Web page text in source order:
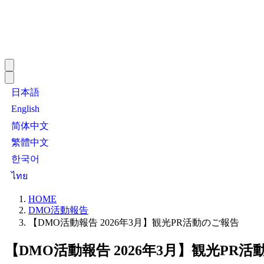
日本語
English
简体中文
繁體中文
한국어
ไทย
HOME
DMO活動報告
【DMO活動報告 2026年3月】観光PR活動のご報告
【DMO活動報告 2026年3月】観光PR活